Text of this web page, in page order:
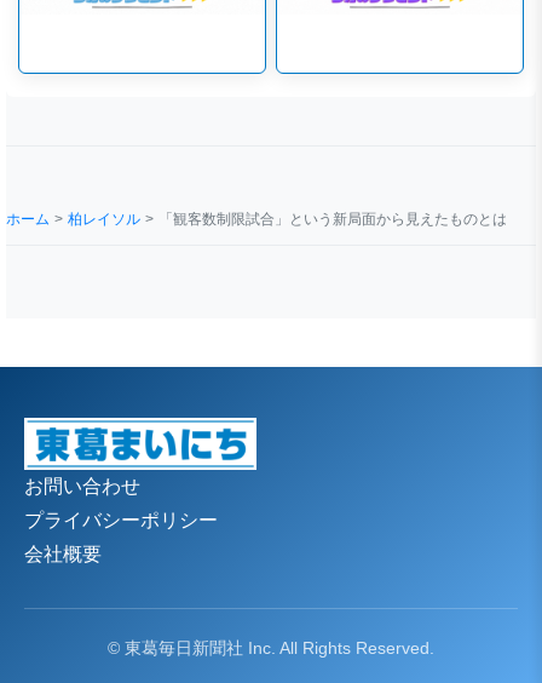
ホーム 柏レイソル 「観客数制限試合」という新局面から見えたものとは
お問い合わせ
プライバシーポリシー
会社概要
© 東葛毎日新聞社 Inc. All Rights Reserved.